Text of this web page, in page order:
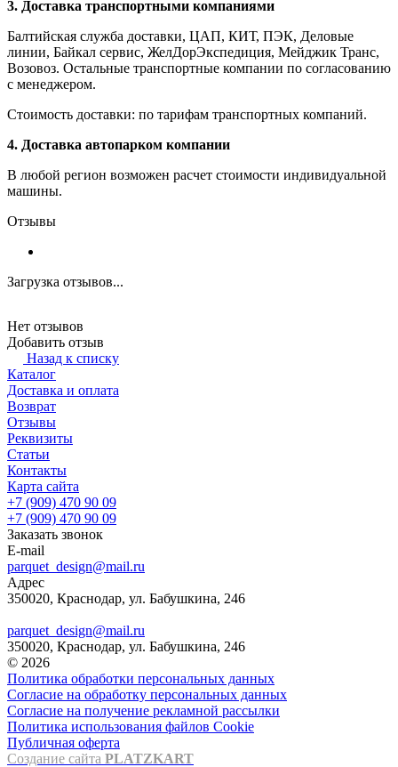
3. Доставка транспортными компаниями
Балтийская служба доставки, ЦАП, КИТ, ПЭК, Деловые
линии, Байкал сервис, ЖелДорЭкспедиция, Мейджик Транс,
Возовоз. Остальные транспортные компании по согласованию
с менеджером.
Стоимость доставки: по тарифам транспортных компаний.
4. Доставка автопарком компании
В любой регион возможен расчет стоимости индивидуальной
машины.
Отзывы
Загрузка отзывов...
Нет отзывов
Добавить отзыв
Назад к списку
Каталог
Доставка и оплата
Возврат
Отзывы
Реквизиты
Статьи
Контакты
Карта сайта
+7 (909) 470 90 09
+7 (909) 470 90 09
Заказать звонок
E-mail
parquet_design@mail.ru
Адрес
350020, Краснодар, ул. Бабушкина, 246
parquet_design@mail.ru
350020, Краснодар, ул. Бабушкина, 246
© 2026
Политика обработки персональных данных
Согласие на обработку персональных данных
Согласие на получение рекламной рассылки
Политика использования файлов Cookie
Публичная оферта
Создание сайта PLATZKART